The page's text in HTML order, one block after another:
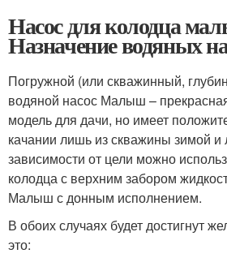
Насос для колодца
Назначение водяных
Погружной (или скважинный,
водяной насос Малыш –
модель для дачи, но имеет
качании лишь из скважины зимой и
зависимости от цели можно
колодца с верхним забором
Малыш с донным исполнением.
В обоих случаях будет достигнут
это: